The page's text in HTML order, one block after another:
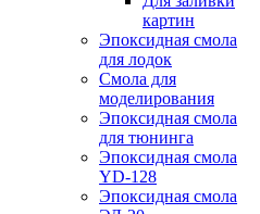
картин
Эпоксидная смола
для лодок
Смола для
моделирования
Эпоксидная смола
для тюнинга
Эпоксидная смола
YD-128
Эпоксидная смола